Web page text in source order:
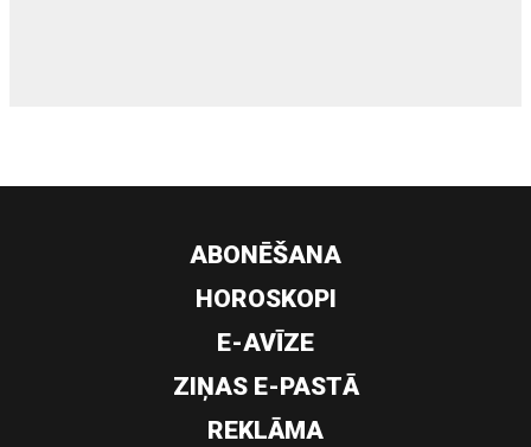
ABONĒŠANA
HOROSKOPI
E-AVĪZE
ZIŅAS E-PASTĀ
REKLĀMA